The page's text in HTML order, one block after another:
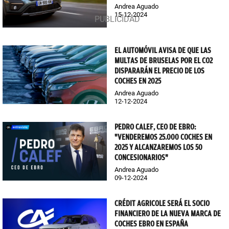
Andrea Aguado
15-12-2024
EL AUTOMÓVIL AVISA DE QUE LAS
MULTAS DE BRUSELAS POR EL CO2
DISPARARÁN EL PRECIO DE LOS
COCHES EN 2025
Andrea Aguado
12-12-2024
PEDRO CALEF, CEO DE EBRO:
"VENDEREMOS 25.000 COCHES EN
2025 Y ALCANZAREMOS LOS 50
CONCESIONARIOS"
Andrea Aguado
09-12-2024
CRÉDIT AGRICOLE SERÁ EL SOCIO
FINANCIERO DE LA NUEVA MARCA DE
COCHES EBRO EN ESPAÑA